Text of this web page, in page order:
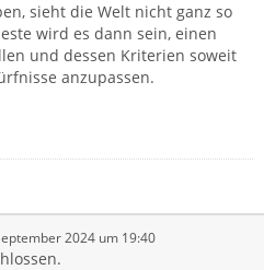
sieht die Welt nicht ganz so
wird es dann sein, einen
und dessen Kriterien soweit
anzupassen.
2024 um 19:40